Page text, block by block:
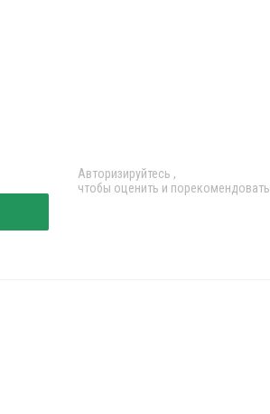
Авторизируйтесь ,
чтобы оценить и порекомендовать